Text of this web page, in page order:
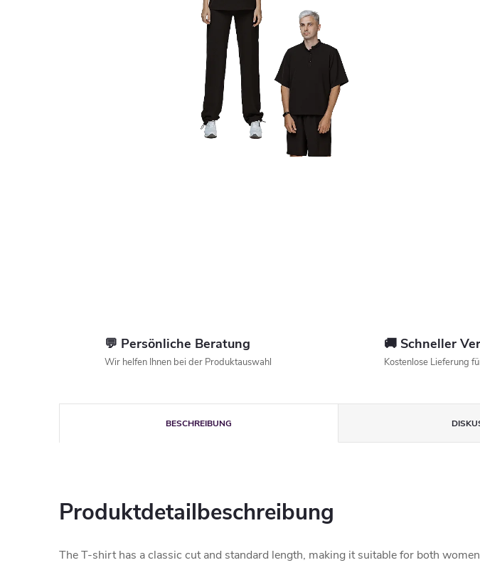
💬 Persönliche Beratung
Wir helfen Ihnen bei der Produktauswahl
🚚 Schneller
Kostenlose Lieferung
BESCHREIBUNG
Produktdetailbeschreibung
The T-shirt has a classic cut and standard length, making it suitable for both